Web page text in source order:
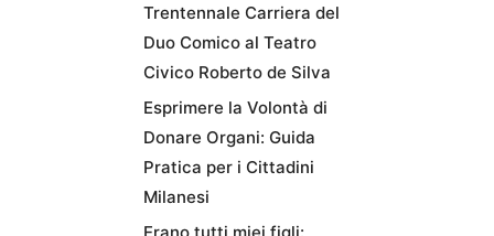
Trentennale Carriera del
Duo Comico al Teatro
Civico Roberto de Silva
Esprimere la Volontà di
Donare Organi: Guida
Pratica per i Cittadini
Milanesi
Erano tutti miei figli: